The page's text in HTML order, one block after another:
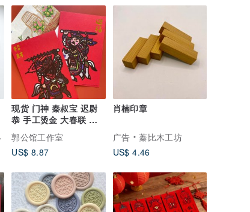
现货 门神 秦叔宝 迟尉
恭 手工烫金 大春联 挥
春
郭公馆工作室
US$ 8.87
肖楠印章
广告
蓁比木工坊
US$ 4.46